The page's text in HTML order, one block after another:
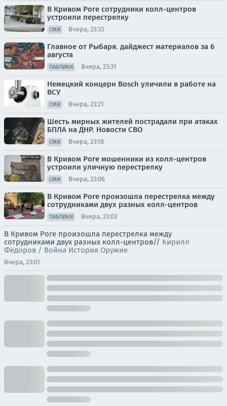
В Кривом Роге сотрудники колл-центров
устроили перестрелку
СМИ Вчера, 23:33
Главное от Рыбаря. дайджест материалов за 6
августа
ПАБЛИКИ Вчера, 23:31
Немецкий концерн Bosch уличили в работе на
ВСУ
СМИ Вчера, 23:21
Шесть мирных жителей пострадали при атаках
БПЛА на ДНР. Новости СВО
СМИ Вчера, 23:18
В Кривом Роге мошенники из колл-центров
устроили уличную перестрелку
СМИ Вчера, 23:06
В Кривом Роге произошла перестрелка между
сотрудниками двух разных колл-центров
ПАБЛИКИ Вчера, 23:03
В Кривом Роге произошла перестрелка между
сотрудниками двух разных колл-центров// Кирилл
Фёдоров / Война История Оружие
Вчера, 23:01